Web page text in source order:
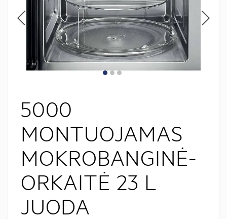
5000
MONTUOJAMAS
MOKROBANGINĖ-
ORKAITĖ 23 L
JUODA